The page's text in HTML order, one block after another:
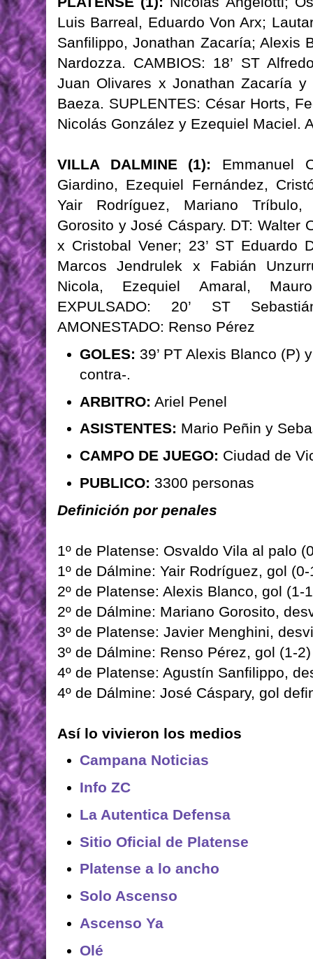
Luis Barreal, Eduardo Von Arx;
Sanfilippo, Jonathan Zacaría; Alexis
Nardozza. CAMBIOS: 18’ ST
Juan Olivares x Jonathan Zacaría y
Baeza. SUPLENTES: César Horts,
Nicolás González y Ezequiel Maciel.
VILLA DALMINE (1):
Emmanuel
Giardino, Ezequiel Fernández,
Yair Rodríguez, Mariano Tríbulo,
Gorosito y José Cáspary. DT: Walter
x Cristobal Vener; 23’ ST Eduardo
Marcos Jendrulek x Fabián
Nicola, Ezequiel Amaral,
EXPULSADO: 20’ ST
AMONESTADO: Renso Pérez
GOLES: 39’ PT Alexis Blanco (P)
contra-.
ARBITRO: Ariel Penel
ASISTENTES: Mario Peñin y
CAMPO DE JUEGO: Ciudad de
PUBLICO: 3300 personas
Definición por penales
1º de Platense: Osvaldo Vila al palo
1º de Dálmine: Yair Rodríguez, gol (0-
2º de Platense: Alexis Blanco, gol (1-
2º de Dálmine: Mariano Gorosito,
3º de Platense: Javier Menghini,
3º de Dálmine: Renso Pérez, gol (1-2)
4º de Platense: Agustín Sanfilippo,
4º de Dálmine: José Cáspary, gol
Así lo vivieron los medios
Campana Noticias
Info ZC
La Autentica Defensa
Sitio Oficial de Platense
Platense a lo ancho
Solo Ascenso
Ascenso Ya
Olé